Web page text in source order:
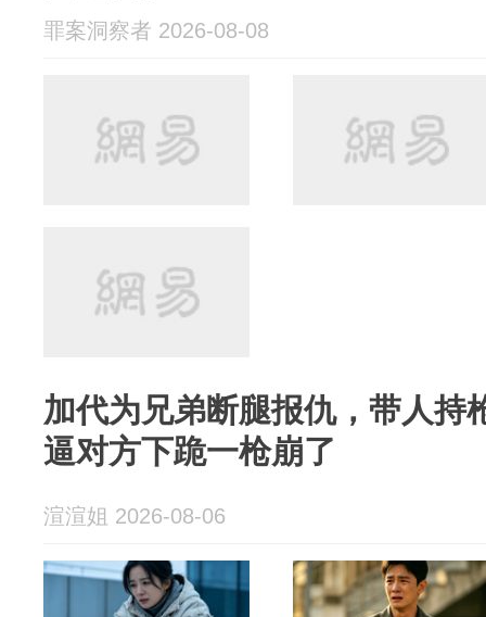
罪案洞察者 2026-08-08
加代为兄弟断腿报仇，带人持
逼对方下跪一枪崩了
渲渲姐 2026-08-06